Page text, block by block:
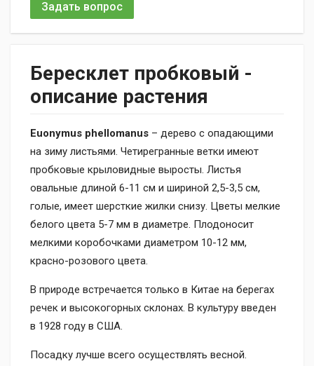
Задать вопрос
Бересклет пробковый -
описание растения
Euonymus phellomanus – дерево с опадающими
на зиму листьями. Четирегранные ветки имеют
пробковые крыловидные выросты. Листья
овальные длиной 6-11 см и шириной 2,5-3,5 см,
голые, имеет шерсткие жилки снизу. Цветы мелкие
белого цвета 5-7 мм в диаметре. Плодоносит
мелкими коробочками диаметром 10-12 мм,
красно-розового цвета.
В природе встречается только в Китае на берегах
речек и высокогорных склонах. В культуру введен
в 1928 году в США.
Посадку лучше всего осуществлять весной.